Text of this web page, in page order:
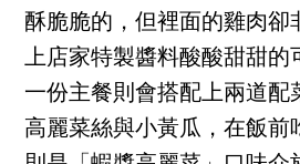
酥脆脆的，但裡面的雞肉卻
上店家特製醬料酸酸甜甜的
一份主餐則會搭配上兩道配
高麗菜絲與小黃瓜，在飯前